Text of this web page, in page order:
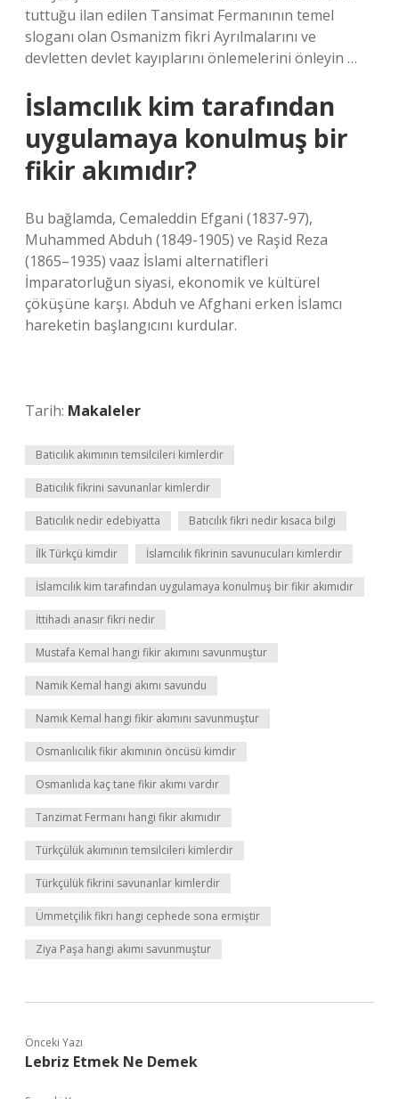
tuttuğu ilan edilen Tansimat Fermanının temel
sloganı olan Osmanizm fikri Ayrılmalarını ve
devletten devlet kayıplarını önlemelerini önleyin …
İslamcılık kim tarafından
uygulamaya konulmuş bir
fikir akımıdır?
Bu bağlamda, Cemaleddin Efgani (1837-97),
Muhammed Abduh (1849-1905) ve Raşid Reza
(1865–1935) vaaz İslami alternatifleri
İmparatorluğun siyasi, ekonomik ve kültürel
çöküşüne karşı. Abduh ve Afghani erken İslamcı
hareketin başlangıcını kurdular.
Tarih: Makaleler
Baticılık akımının temsilcileri kimlerdir
Baticılık fikrini savunanlar kimlerdir
Baticılık nedir edebiyatta Batıcılık fikri nedir kısaca bilgi
İlk Türkçü kimdir İslamcılık fikrinin savunucuları kimlerdir
İslamcılık kim tarafından uygulamaya konulmuş bir fikir akımıdır
İttihadı anasır fikri nedir
Mustafa Kemal hangi fikir akımını savunmuştur
Namik Kemal hangi akımı savundu
Namık Kemal hangi fikir akımını savunmuştur
Osmanlıcılık fikir akımının öncüsü kimdir
Osmanlıda kaç tane fikir akımı vardır
Tanzimat Fermanı hangi fikir akımıdır
Türkçülük akımının temsilcileri kimlerdir
Türkçülük fikrini savunanlar kimlerdir
Ümmetçilik fikri hangi cephede sona ermiştir
Ziya Paşa hangi akımı savunmuştur
Önceki Yazı
Lebriz Etmek Ne Demek